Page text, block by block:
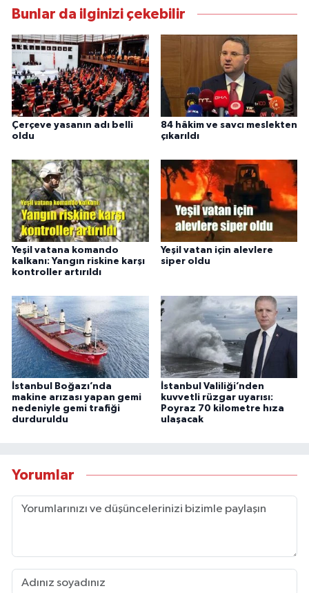
Bunlar da ilginizi çekebilir
Çerçeve yasanın adı belli
oldu
84 hâkim ve savcı meslekten
çıkarıldı
Yeşil vatana komando
kalkanı: Yangın riskine karşı
kontroller artırıldı
Yeşil vatan için alevlere
siper oldu
İstanbul Boğazı’nda
makine arızası yapan gemi
nedeniyle gemi trafiği
durduruldu
İstanbul Valiliği’nden
kuvvetli rüzgar uyarısı:
Poyraz 70 kilometre hıza
ulaşacak
Yorumlar